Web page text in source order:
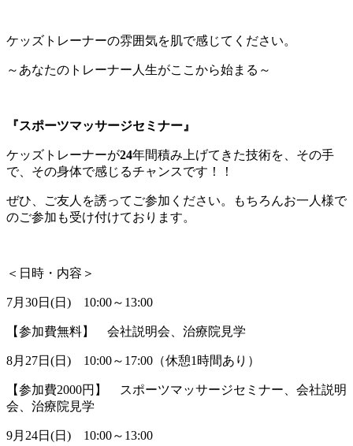
ケッズトレーナーの雰囲気を肌で感じてください。
～あなたのトレーナー人生がここから始まる～
『スポーツマッサージセミナー』
ケッズトレーナーが24年間積み上げてきた技術を、その手
で、その身体で感じるチャンスです！！
ぜひ、ご友人を誘ってご参加ください。もちろんお一人様で
のご参加も受け付けております。
＜日時・内容＞
7月30日(日) 10:00～13:00
【参加費無料】 会社説明会、治療院見学
8月27日(日) 10:00～17:00（休憩1時間あり）
【参加費2000円】 スポーツマッサージセミナー、会社説明
会、治療院見学
9月24日(日) 10:00～13:00